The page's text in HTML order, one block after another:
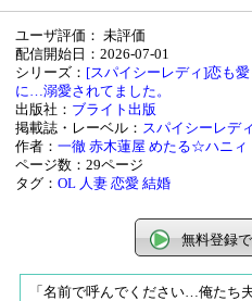
ユーザ評価： 未評価
配信開始日：2026-07-01
シリーズ： [スパイシーレディ]恋も
に…溺愛されてました。
出版社： ブライト出版
掲載誌・レーベル： スパイシーレディ
作者：一徹 赤木蓮屋 めたる☆ハニィ
ページ数：29ページ
タグ：OL 人妻 恋愛 結婚
無料登録
「名前で呼んでください…俺たち